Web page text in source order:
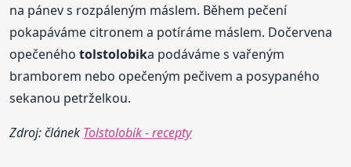
na pánev s rozpáleným máslem. Během pečení
pokapáváme citronem a potíráme máslem. Dočervena
opečenéhotolstolobika podáváme s vařeným
bramborem nebo opečeným pečivem a posypaného
sekanou petrželkou.
Zdroj: článek Tolstolobik - recepty